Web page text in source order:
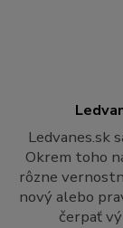
Ledvanes.sk
Okrem toho
rôzne
nový alebo
čerpať